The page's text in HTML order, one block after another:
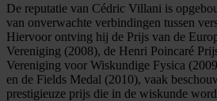
De reputatie van Cédric Villani is
van onverwachte verbindingen tussen
Hiervoor ontving hij de Prijs van de
Vereniging (2008), de Henri Poincaré
Vereniging voor Wiskundige Fysica
en de Fields Medal (2010), vaak
prestigieuze prijs die in de wiskunde